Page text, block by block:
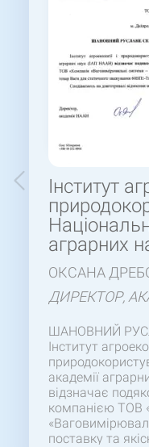
Інститут
аграрних
ОКСАНА
ДИРЕКТОР,
ШАНОВНИЙ
Інститут
академії
відзначає
компанією ТОВ
поставку та